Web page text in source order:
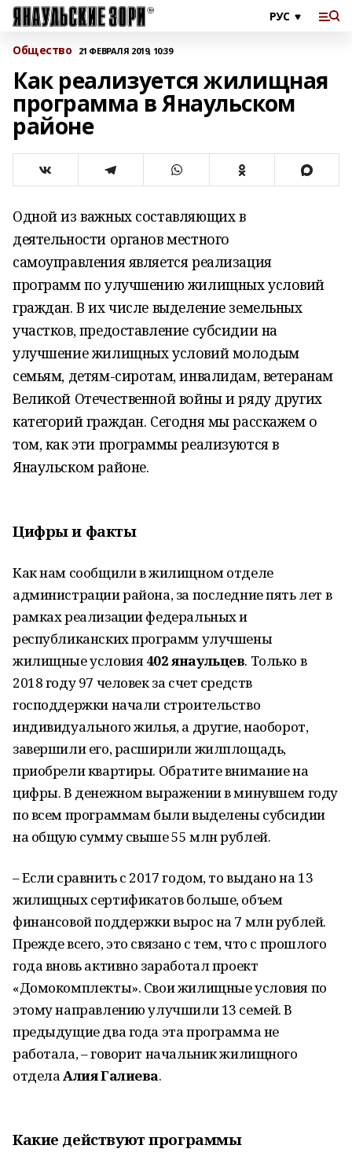
Общество 21 ФЕВРАЛЯ 2019, 10:39
Как реализуется жилищная
программа в Янаульском
районе
Одной из важных составляющих в
деятельности органов местного
самоуправления является реализация
программ по улучшению жилищных условий
граждан. В их числе выделение земельных
участков, предоставление субсидии на
улучшение жилищных условий молодым
семьям, детям-сиротам, инвалидам, ветеранам
Великой Отечественной войны и ряду других
категорий граждан. Сегодня мы расскажем о
том, как эти программы реализуются в
Янаульском районе.
Цифры и факты
Как нам сообщили в жилищном отделе
администрации района, за последние пять лет в
рамках реализации федеральных и
республиканских программ улучшены
жилищные условия402 янаульцев. Только в
2018 году 97 человек за счет средств
господдержки начали строительство
индивидуального жилья, а другие, наоборот,
завершили его, расширили жилплощадь,
приобрели квартиры. Обратите внимание на
цифры. В денежном выражении в минувшем году
по всем программам были выделены субсидии
на общую сумму свыше 55 млн рублей.
– Если сравнить с 2017 годом, то выдано на 13
жилищных сертификатов больше, объем
финансовой поддержки вырос на 7 млн рублей.
Прежде всего, это связано с тем, что с прошлого
года вновь активно заработал проект
«Домокомплекты». Свои жилищные условия по
этому направлению улучшили 13 семей. В
предыдущие два года эта программа не
работала, – говорит начальник жилищного
отделаАлия Галиева.
Какие действуют программы